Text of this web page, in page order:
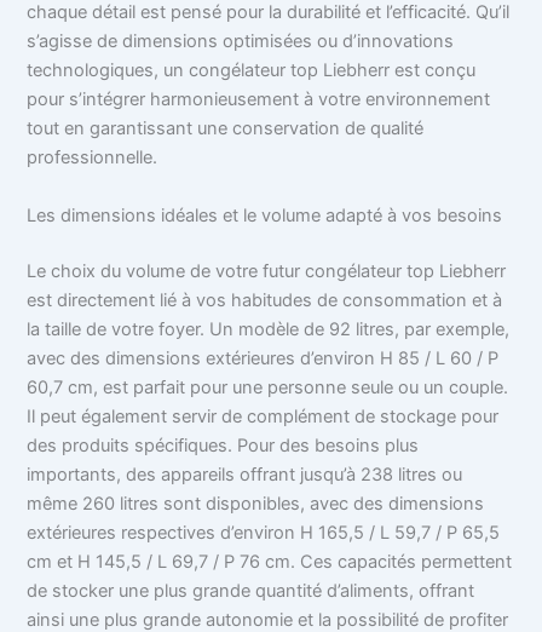
chaque détail est pensé pour la durabilité et l’efficacité. Qu’il
s’agisse de dimensions optimisées ou d’innovations
technologiques, un congélateur top Liebherr est conçu
pour s’intégrer harmonieusement à votre environnement
tout en garantissant une conservation de qualité
professionnelle.
Les dimensions idéales et le volume adapté à vos besoins
Le choix du volume de votre futur congélateur top Liebherr
est directement lié à vos habitudes de consommation et à
la taille de votre foyer. Un modèle de 92 litres, par exemple,
avec des dimensions extérieures d’environ H 85 / L 60 / P
60,7 cm, est parfait pour une personne seule ou un couple.
Il peut également servir de complément de stockage pour
des produits spécifiques. Pour des besoins plus
importants, des appareils offrant jusqu’à 238 litres ou
même 260 litres sont disponibles, avec des dimensions
extérieures respectives d’environ H 165,5 / L 59,7 / P 65,5
cm et H 145,5 / L 69,7 / P 76 cm. Ces capacités permettent
de stocker une plus grande quantité d’aliments, offrant
ainsi une plus grande autonomie et la possibilité de profiter